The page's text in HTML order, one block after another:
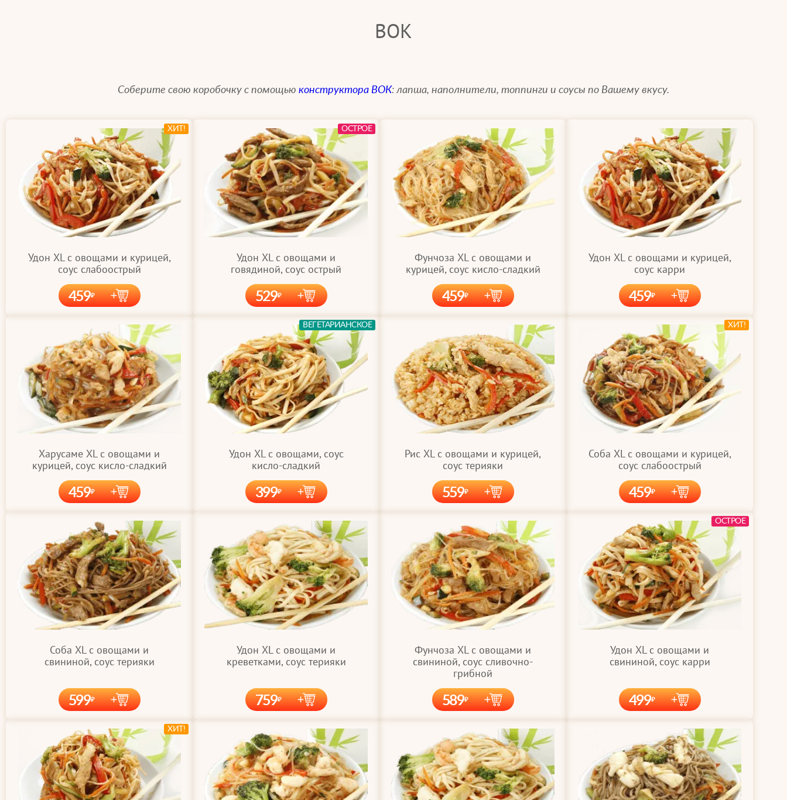
ВОК
Соберите свою коробочку с помощью конструктора ВОК: лапша, наполнители, топпинги и соусы по Вашему вкусу.
Удон XL с овощами и курицей,
соус слабоострый
459
ХИТ!
Удон XL с овощами и
говядиной, соус острый
529
ОСТРОЕ
Фунчоза XL с овощами и
курицей, соус кисло-сладкий
459
Удон XL с овощами и курицей,
соус карри
459
Харусаме XL с овощами и
курицей, соус кисло-сладкий
459
Удон XL с овощами, соус
кисло-сладкий
399
ВЕГЕТАРИАНСКОЕ
Рис XL с овощами и курицей,
соус терияки
559
Соба XL с овощами и курицей,
соус слабоострый
459
ХИТ!
Соба XL с овощами и
свининой, соус терияки
599
Удон XL с овощами и
креветками, соус терияки
759
Фунчоза XL с овощами и
свининой, соус сливочно-
грибной
589
Удон XL с овощами и
свининой, соус карри
499
ОСТРОЕ
ХИТ!